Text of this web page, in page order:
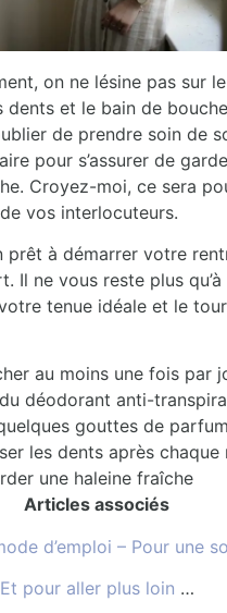
on ne lésine pas sur le
dents et le bain de
de prendre soin de
pour s’assurer de
Croyez-moi, ce sera
vos interlocuteurs.
prêt à démarrer votre
Il ne vous reste plus qu’à
tenue idéale et le
au moins une fois par
déodorant anti-
gouttes de parfum
les dents après chaque
une haleine fraîche
Articles associés
d’emploi – Pour une
Et pour aller plus loin …